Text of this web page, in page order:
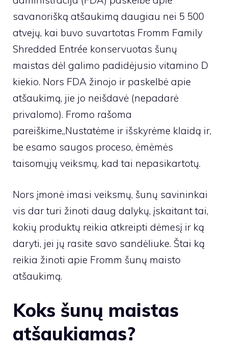
savanorišką atšaukimą daugiau nei 5 500
atvejų, kai buvo suvartotas Fromm Family
Shredded Entrée konservuotas šunų
maistas dėl galimo padidėjusio vitamino D
kiekio. Nors FDA žinojo ir paskelbė apie
atšaukimą, jie jo neišdavė (nepadarė
privalomo). Fromo rašoma
pareiškime„Nustatėme ir išskyrėme klaidą ir,
be esamo saugos proceso, ėmėmės
taisomųjų veiksmų, kad tai nepasikartotų.
Nors įmonė imasi veiksmų, šunų savininkai
vis dar turi žinoti daug dalykų, įskaitant tai,
kokių produktų reikia atkreipti dėmesį ir ką
daryti, jei jų rasite savo sandėliuke. Štai ką
reikia žinoti apie Fromm šunų maisto
atšaukimą.
Koks šunų maistas
atšaukiamas?